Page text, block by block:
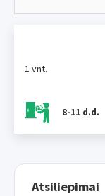
1 vnt.
8-11 d.d.
nuvalomas
užpildyta
Viršutinį audinį
Dydis:
Medžiaga:veliūras
Atsiliepimai